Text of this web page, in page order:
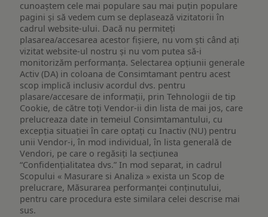
cunoaștem cele mai populare sau mai puțin populare
pagini și să vedem cum se deplasează vizitatorii în
cadrul website-ului. Dacă nu permiteți
plasarea/accesarea acestor fișiere, nu vom ști când ați
vizitat website-ul nostru și nu vom putea să-i
monitorizăm performanța. Selectarea opțiunii generale
Activ (DA) in coloana de Consimtamant pentru acest
scop implică inclusiv acordul dvs. pentru
plasare/accesare de informații, prin Tehnologii de tip
Cookie, de către toți Vendor-ii din lista de mai jos, care
prelucreaza date in temeiul Consimtamantului, cu
excepția situației în care optați cu Inactiv (NU) pentru
unii Vendor-i, în mod individual, în lista generală de
Vendori, pe care o regăsiți la secțiunea
“Confidențialitatea dvs.” In mod separat, in cadrul
Scopului « Masurare si Analiza » exista un Scop de
prelucrare, Măsurarea performanței conținutului,
pentru care procedura este similara celei descrise mai
sus.